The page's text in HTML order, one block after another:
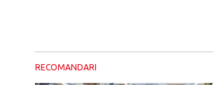
RECOMANDARI